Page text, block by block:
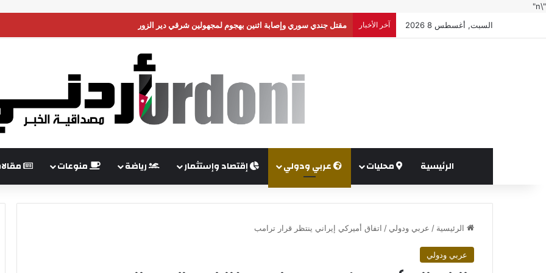
"\n"
السبت, أغسطس 8 2026
آخر الأخبار مقتل جندي سوري وإصابة اثنين بهجوم لمجهولين شرقي دير الزور
الرئيسية محليات عربي ودولي إقتصاد وإستثمار رياضة منوعات
الرئيسية / عربي ودولي / اتفاق أميركي إيراني ينتظر قرار ترامب
عربي ودولي